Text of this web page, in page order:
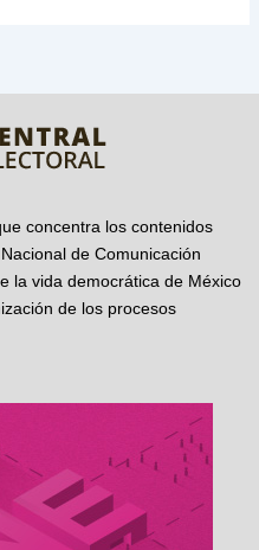
concentra los contenidos
de Comunicación
la vida democrática de México
de los procesos